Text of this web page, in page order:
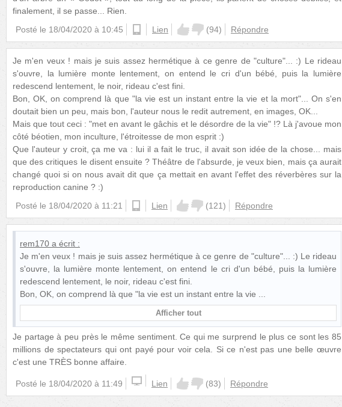
finalement, il se passe... Rien.
Posté le 18/04/2020 à 10:45 androidLien (94) Répondre
Je m'en veux ! mais je suis assez hermétique à ce genre de "culture"... :) Le rideau
s'ouvre, la lumière monte lentement, on entend le cri d'un bébé, puis la lumière
redescend lentement, le noir, rideau c'est fini.
Bon, OK, on comprend là que "la vie est un instant entre la vie et la mort"... On s'en
doutait bien un peu, mais bon, l'auteur nous le redit autrement, en images, OK...
Mais que tout ceci : "met en avant le gâchis et le désordre de la vie" !? Là j'avoue mon
côté béotien, mon inculture, l'étroitesse de mon esprit :)
Que l'auteur y croit, ça me va : lui il a fait le truc, il avait son idée de la chose... mais
que des critiques le disent ensuite ? Théâtre de l'absurde, je veux bien, mais ça aurait
changé quoi si on nous avait dit que ça mettait en avant l'effet des réverbères sur la
reproduction canine ? :)
Posté le 18/04/2020 à 11:21 Lien (121) Répondre
rem170 a écrit :
Je m'en veux ! mais je suis assez hermétique à ce genre de "culture"... :) Le rideau
s'ouvre, la lumière monte lentement, on entend le cri d'un bébé, puis la lumière
redescend lentement, le noir, rideau c'est fini.
Bon, OK, on comprend là que "la vie est un instant entre la vie
Afficher tout
Je partage à peu près le même sentiment. Ce qui me surprend le plus ce sont les 85
millions de spectateurs qui ont payé pour voir cela. Si ce n'est pas une belle œuvre
c'est une TRÈS bonne affaire.
Posté le 18/04/2020 à 11:49 Lien (83) Répondre